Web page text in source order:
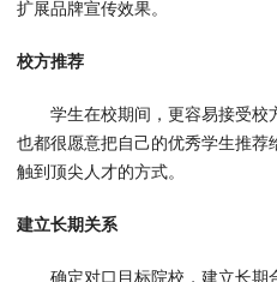
扩展品牌宣传效果。
校方推荐
学生在校期间，更容易接受校
也都很愿意把自己的优秀学生推
触到顶尖人才的方式。
建立长期关系
确定对口目标院校，建立长期